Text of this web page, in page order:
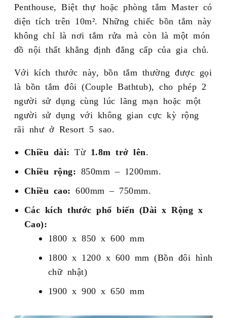
Penthouse, Biệt thự hoặc phòng tắm Master có
diện tích trên 10m². Những chiếc bồn tắm này
không chỉ là nơi tắm rửa mà còn là một món
đồ nội thất khẳng định đẳng cấp của gia chủ.
Với kích thước này, bồn tắm thường được gọi
là bồn tắm đôi (Couple Bathtub), cho phép 2
người sử dụng cùng lúc lãng mạn hoặc một
người sử dụng với không gian cực kỳ rộng
rãi như ở Resort 5 sao.
Chiều dài: Từ 1.8m trở lên
Chiều rộng: 850mm – 1200mm.
Chiều cao: 600mm – 750mm.
Các kích thước phổ biến (Dài x Rộng x
Cao):
1800 x 850 x 600 mm
1800 x 1200 x 600 mm (Bồn đôi hình
chữ nhật)
1900 x 900 x 650 mm